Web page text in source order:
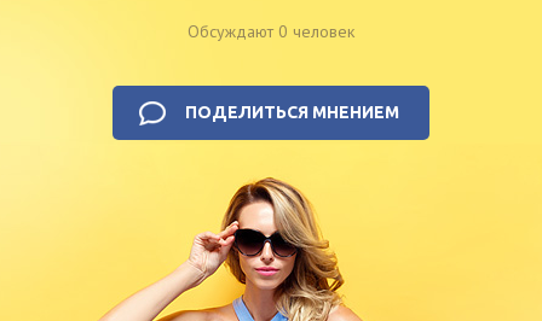
Обсуждают 0 человек
ПОДЕЛИТЬСЯ МНЕНИЕМ